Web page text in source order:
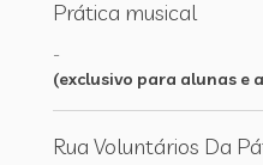
Prática musical
-
(exclusivo para alunas e
Rua Voluntários Da